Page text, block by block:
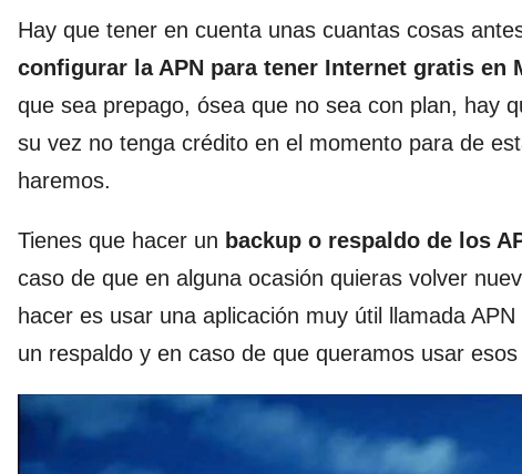
Hay que tener en cuenta unas cuantas cosas
configurar la APN para tener Internet gratis en
que sea prepago, ósea que no sea con plan, hay
su vez no tenga crédito en el momento para de
haremos.
Tienes que hacer un backup o respaldo de los
caso de que en alguna ocasión quieras volver
hacer es usar una aplicación muy útil llamada
un respaldo y en caso de que queramos usar